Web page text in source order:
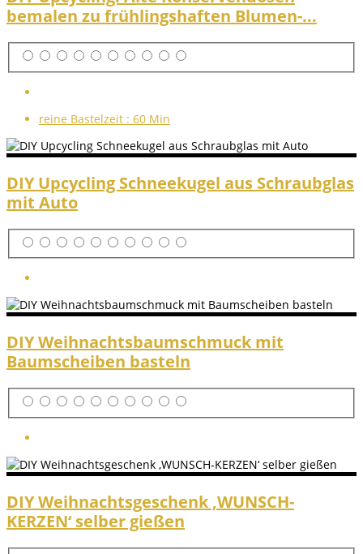
bemalen zu frühlingshaften Blumen-...
reine Bastelzeit : 60 Min
DIY Upcycling Schneekugel aus Schraubglas
mit Auto
DIY Weihnachtsbaumschmuck mit
Baumscheiben basteln
DIY Weihnachtsgeschenk ‚WUNSCH-
KERZEN‘ selber gießen